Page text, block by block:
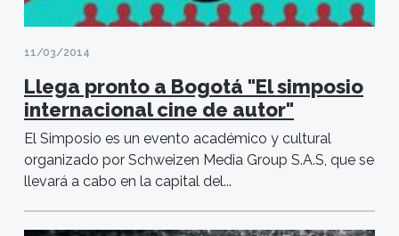
11/03/2014
Llega pronto a Bogotá "El simposio
internacional cine de autor"
El Simposio es un evento académico y cultural
organizado por Schweizen Media Group S.A.S, que se
llevará a cabo en la capital del...